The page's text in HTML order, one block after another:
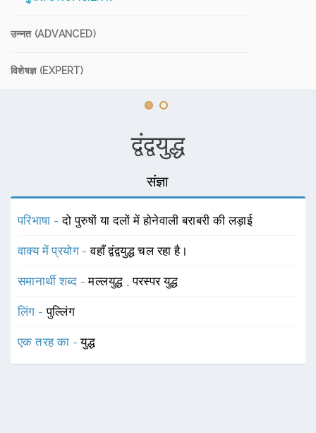
उन्नत (ADVANCED)
विशेषज्ञ (EXPERT)
द्वंद्वयुद्ध
संज्ञा
परिभाषा -दो पुरुषों या दलों में होनेवाली बराबरी की लड़ाई
वाक्य में प्रयोग -वहाँ द्वंद्वयुद्ध चल रहा है।
समानार्थी शब्द -मल्लयुद्ध ,परस्पर युद्ध
लिंग -पुल्लिंग
एक तरह का -युद्ध